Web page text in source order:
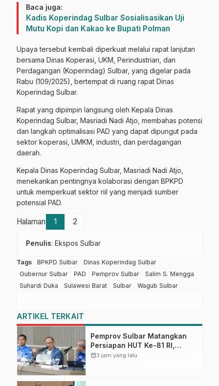
Baca juga:
Kadis Koperindag Sulbar Sosialisasikan Uji
Mutu Kopi dan Kakao ke Bupati Polman
Upaya tersebut kembali diperkuat melalui rapat lanjutan
bersama Dinas Koperasi, UKM, Perindustrian, dan
Perdagangan (Koperindag) Sulbar, yang digelar pada
Rabu (109/2025), bertempat di ruang rapat Dinas
Koperindag Sulbar.
Rapat yang dipimpin langsung oleh Kepala Dinas
Koperindag Sulbar, Masriadi Nadi Atjo, membahas potensi
dan langkah optimalisasi PAD yang dapat dipungut pada
sektor koperasi, UMKM, industri, dan perdagangan
daerah.
Kepala Dinas Koperindag Sulbar, Masriadi Nadi Atjo,
menekankan pentingnya kolaborasi dengan BPKPD
untuk memperkuat sektor riil yang menjadi sumber
potensial PAD.
Halaman 1 2
Penulis: Ekspos Sulbar
Tags BPKPD Sulbar
Dinas Koperindag Sulbar
Gubernur Sulbar
PAD Pemprov Sulbar
Salim S. Mengga
Suhardi Duka
Sulawesi Barat Sulbar Wagub Sulbar
ARTIKEL TERKAIT
Pemprov Sulbar Matangkan
Persiapan HUT Ke-81 RI,
Puncak Upacara di Lapangan
calendar_month3 jam yang lalu